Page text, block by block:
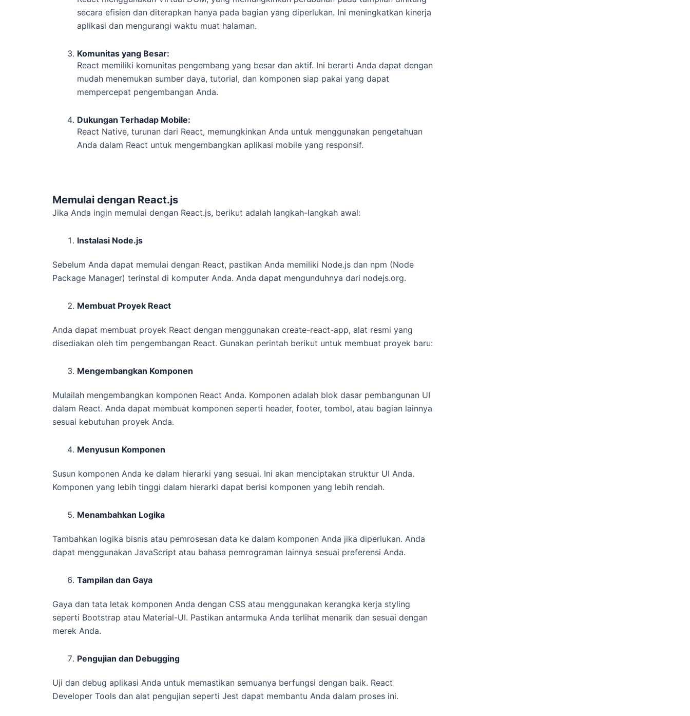
secara efisien dan diterapkan hanya pada bagian yang diperlukan. Ini meningkatkan kinerja
aplikasi dan mengurangi waktu muat halaman.
Komunitas yang Besar:
React memiliki komunitas pengembang yang besar dan aktif. Ini berarti Anda dapat dengan
mudah menemukan sumber daya, tutorial, dan komponen siap pakai yang dapat
mempercepat pengembangan Anda.
Dukungan Terhadap Mobile:
React Native, turunan dari React, memungkinkan Anda untuk menggunakan pengetahuan
Anda dalam React untuk mengembangkan aplikasi mobile yang responsif.
Memulai dengan React.js
Jika Anda ingin memulai dengan React.js, berikut adalah langkah-langkah awal:
Instalasi Node.js
Sebelum Anda dapat memulai dengan React, pastikan Anda memiliki Node.js dan npm (Node
Package Manager) terinstal di komputer Anda. Anda dapat mengunduhnya dari nodejs.org.
Membuat Proyek React
Anda dapat membuat proyek React dengan menggunakan create-react-app, alat resmi yang
disediakan oleh tim pengembangan React. Gunakan perintah berikut untuk membuat proyek baru:
Mengembangkan Komponen
Mulailah mengembangkan komponen React Anda. Komponen adalah blok dasar pembangunan UI
dalam React. Anda dapat membuat komponen seperti header, footer, tombol, atau bagian lainnya
sesuai kebutuhan proyek Anda.
Menyusun Komponen
Susun komponen Anda ke dalam hierarki yang sesuai. Ini akan menciptakan struktur UI Anda.
Komponen yang lebih tinggi dalam hierarki dapat berisi komponen yang lebih rendah.
Menambahkan Logika
Tambahkan logika bisnis atau pemrosesan data ke dalam komponen Anda jika diperlukan. Anda
dapat menggunakan JavaScript atau bahasa pemrograman lainnya sesuai preferensi Anda.
Tampilan dan Gaya
Gaya dan tata letak komponen Anda dengan CSS atau menggunakan kerangka kerja styling
seperti Bootstrap atau Material-UI. Pastikan antarmuka Anda terlihat menarik dan sesuai dengan
merek Anda.
Pengujian dan Debugging
Uji dan debug aplikasi Anda untuk memastikan semuanya berfungsi dengan baik. React
Developer Tools dan alat pengujian seperti Jest dapat membantu Anda dalam proses ini.